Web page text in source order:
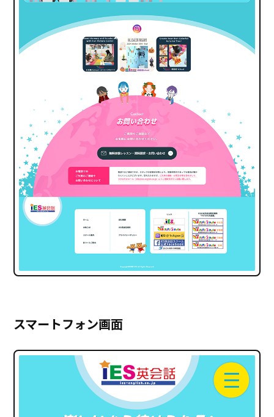
スマートフォン画面